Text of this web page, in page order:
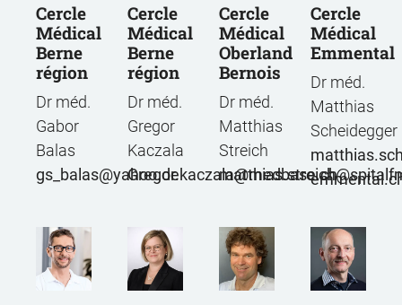
Cercle
Médical
Berne
région
Dr méd.
Gabor
Balas
gs_balas@yahoo.de
Cercle
Médical
Berne
région
Dr méd.
Gregor
Kaczala
Gregor.kaczala
medbase.ch
Cercle
Médical
Oberland
Bernois
Dr méd.
Matthias
Streich
matthias.streich
Cercle
Médical
Emmental
Dr méd.
Matthias
Scheidegger